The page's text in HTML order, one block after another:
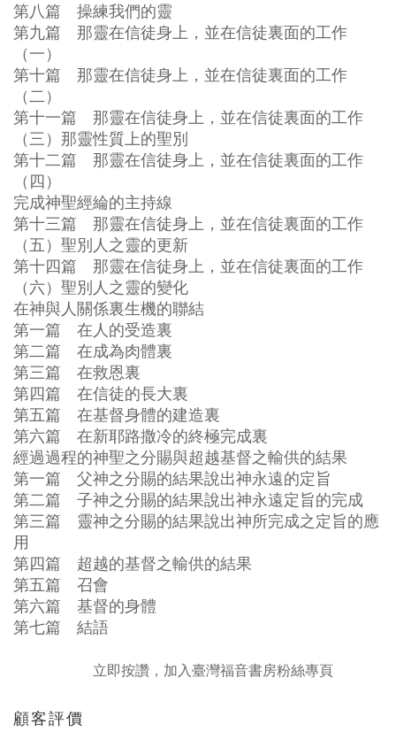
第八篇 操練我們的靈
第九篇 那靈在信徒身上，並在信徒裏面的工作
（一）
第十篇 那靈在信徒身上，並在信徒裏面的工作
（二）
第十一篇 那靈在信徒身上，並在信徒裏面的工作
（三）那靈性質上的聖別
第十二篇 那靈在信徒身上，並在信徒裏面的工作
（四）
完成神聖經綸的主持線
第十三篇 那靈在信徒身上，並在信徒裏面的工作
（五）聖別人之靈的更新
第十四篇 那靈在信徒身上，並在信徒裏面的工作
（六）聖別人之靈的變化
在神與人關係裏生機的聯結
第一篇 在人的受造裏
第二篇 在成為肉體裏
第三篇 在救恩裏
第四篇 在信徒的長大裏
第五篇 在基督身體的建造裏
第六篇 在新耶路撒冷的終極完成裏
經過過程的神聖之分賜與超越基督之輸供的結果
第一篇 父神之分賜的結果說出神永遠的定旨
第二篇 子神之分賜的結果說出神永遠定旨的完成
第三篇 靈神之分賜的結果說出神所完成之定旨的應
用
第四篇 超越的基督之輸供的結果
第五篇 召會
第六篇 基督的身體
第七篇 結語
立即按讚，加入臺灣福音書房粉絲專頁
顧客評價